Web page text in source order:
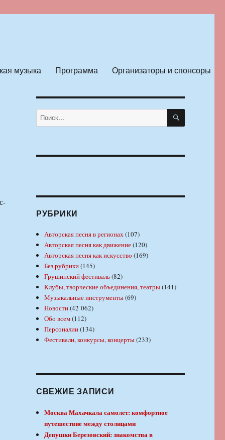
музыка Программа Организаторы и спонсоры
Искать: ПОИСК
РУБРИКИ
Авторская песня в регионах(107)
Авторская песня как движение(120)
Авторская песня как искусство (169)
Без рубрики(145)
Грушинский фестиваль(82)
Клубы, творческие объединения, театры(141)
Музыкальные инструменты(69)
Новости(42 062)
Обо всем(112)
Персоналии(134)
Фестивали, конкурсы, концерты(233)
СВЕЖИЕ ЗАПИСИ
Москва Махачкала самолет: комфортное
путешествие между столицами
Девушки Березовский: знакомства в